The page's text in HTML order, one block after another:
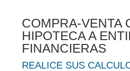
COMPRA-VENTA
HIPOTECA A
FINANCIERAS
REALICE SUS